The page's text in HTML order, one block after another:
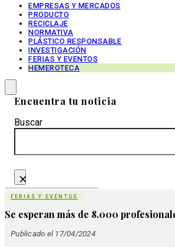
EMPRESAS Y MERCADOS
PRODUCTO
RECICLAJE
NORMATIVA
PLÁSTICO RESPONSABLE
INVESTIGACIÓN
FERIAS Y EVENTOS
HEMEROTECA
Encuentra tu noticia
Buscar
×
FERIAS Y EVENTOS
Se esperan más de 8.000
Publicado el 17/04/2024